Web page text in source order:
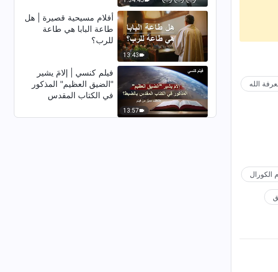
13:43
أفلام مسيحية قصيرة | هل
طاعة البابا هي طاعة
للرب؟
13:57
فيلم كنسي | إلامَ يشير
"الضيق العظيم" المذكور
في الكتاب المقدس
من فيلم)